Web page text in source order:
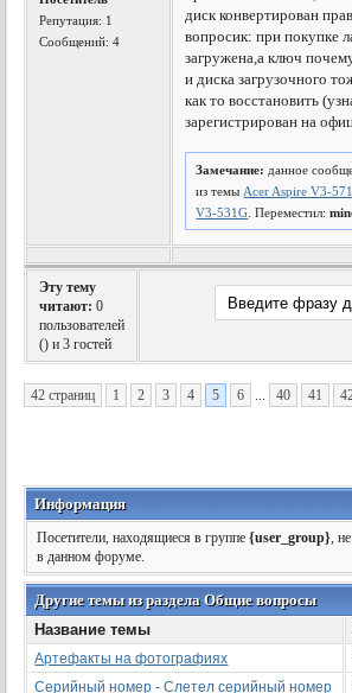
Репутация: 1
Сообщений: 4
диск конвертирован
вопросик: при покупке
загружена,а ключ
и диска загрузочного
как то восстановить
зарегистрирован на
Замечание: данное
из темы Acer Aspire V3-
V3-531G . Переместил:
Эту тему
читают: 0
пользователей
() и 3 гостей
42 страниц 1 2 3 4 5 6 ... 40 41
Информация
Посетители, находящиеся в группе{user_group},
в данном форуме.
Другие темы из раздела Общие вопросы
Название темы
Артефакты на фотографиях
Серийный номер - Слетел серийный номер